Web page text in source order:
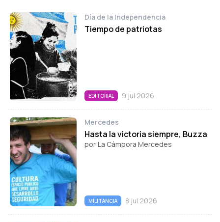
Día de la Independencia
Tiempo de patriotas
EDITORIAL 9 jul 2026
Mercedes
Hasta la victoria siempre, Buzza
por La Cámpora Mercedes
MILITANCIA 8 jul 2026